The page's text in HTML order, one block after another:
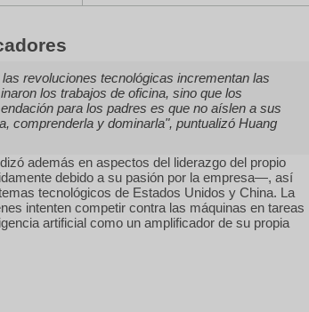
revoluciones tecnológicas incrementan las
los trabajos de oficina, sino que los
para los padres es que no aíslen a sus
comprenderla y dominarla", puntualizó Huang
además en aspectos del liderazgo del propio
debido a su pasión por la empresa—, así
tecnológicos de Estados Unidos y China. La
intenten competir contra las máquinas en tareas
artificial como un amplificador de su propia